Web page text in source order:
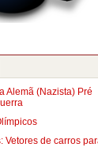
Alemã (Nazista) Pré
Vetores de carros